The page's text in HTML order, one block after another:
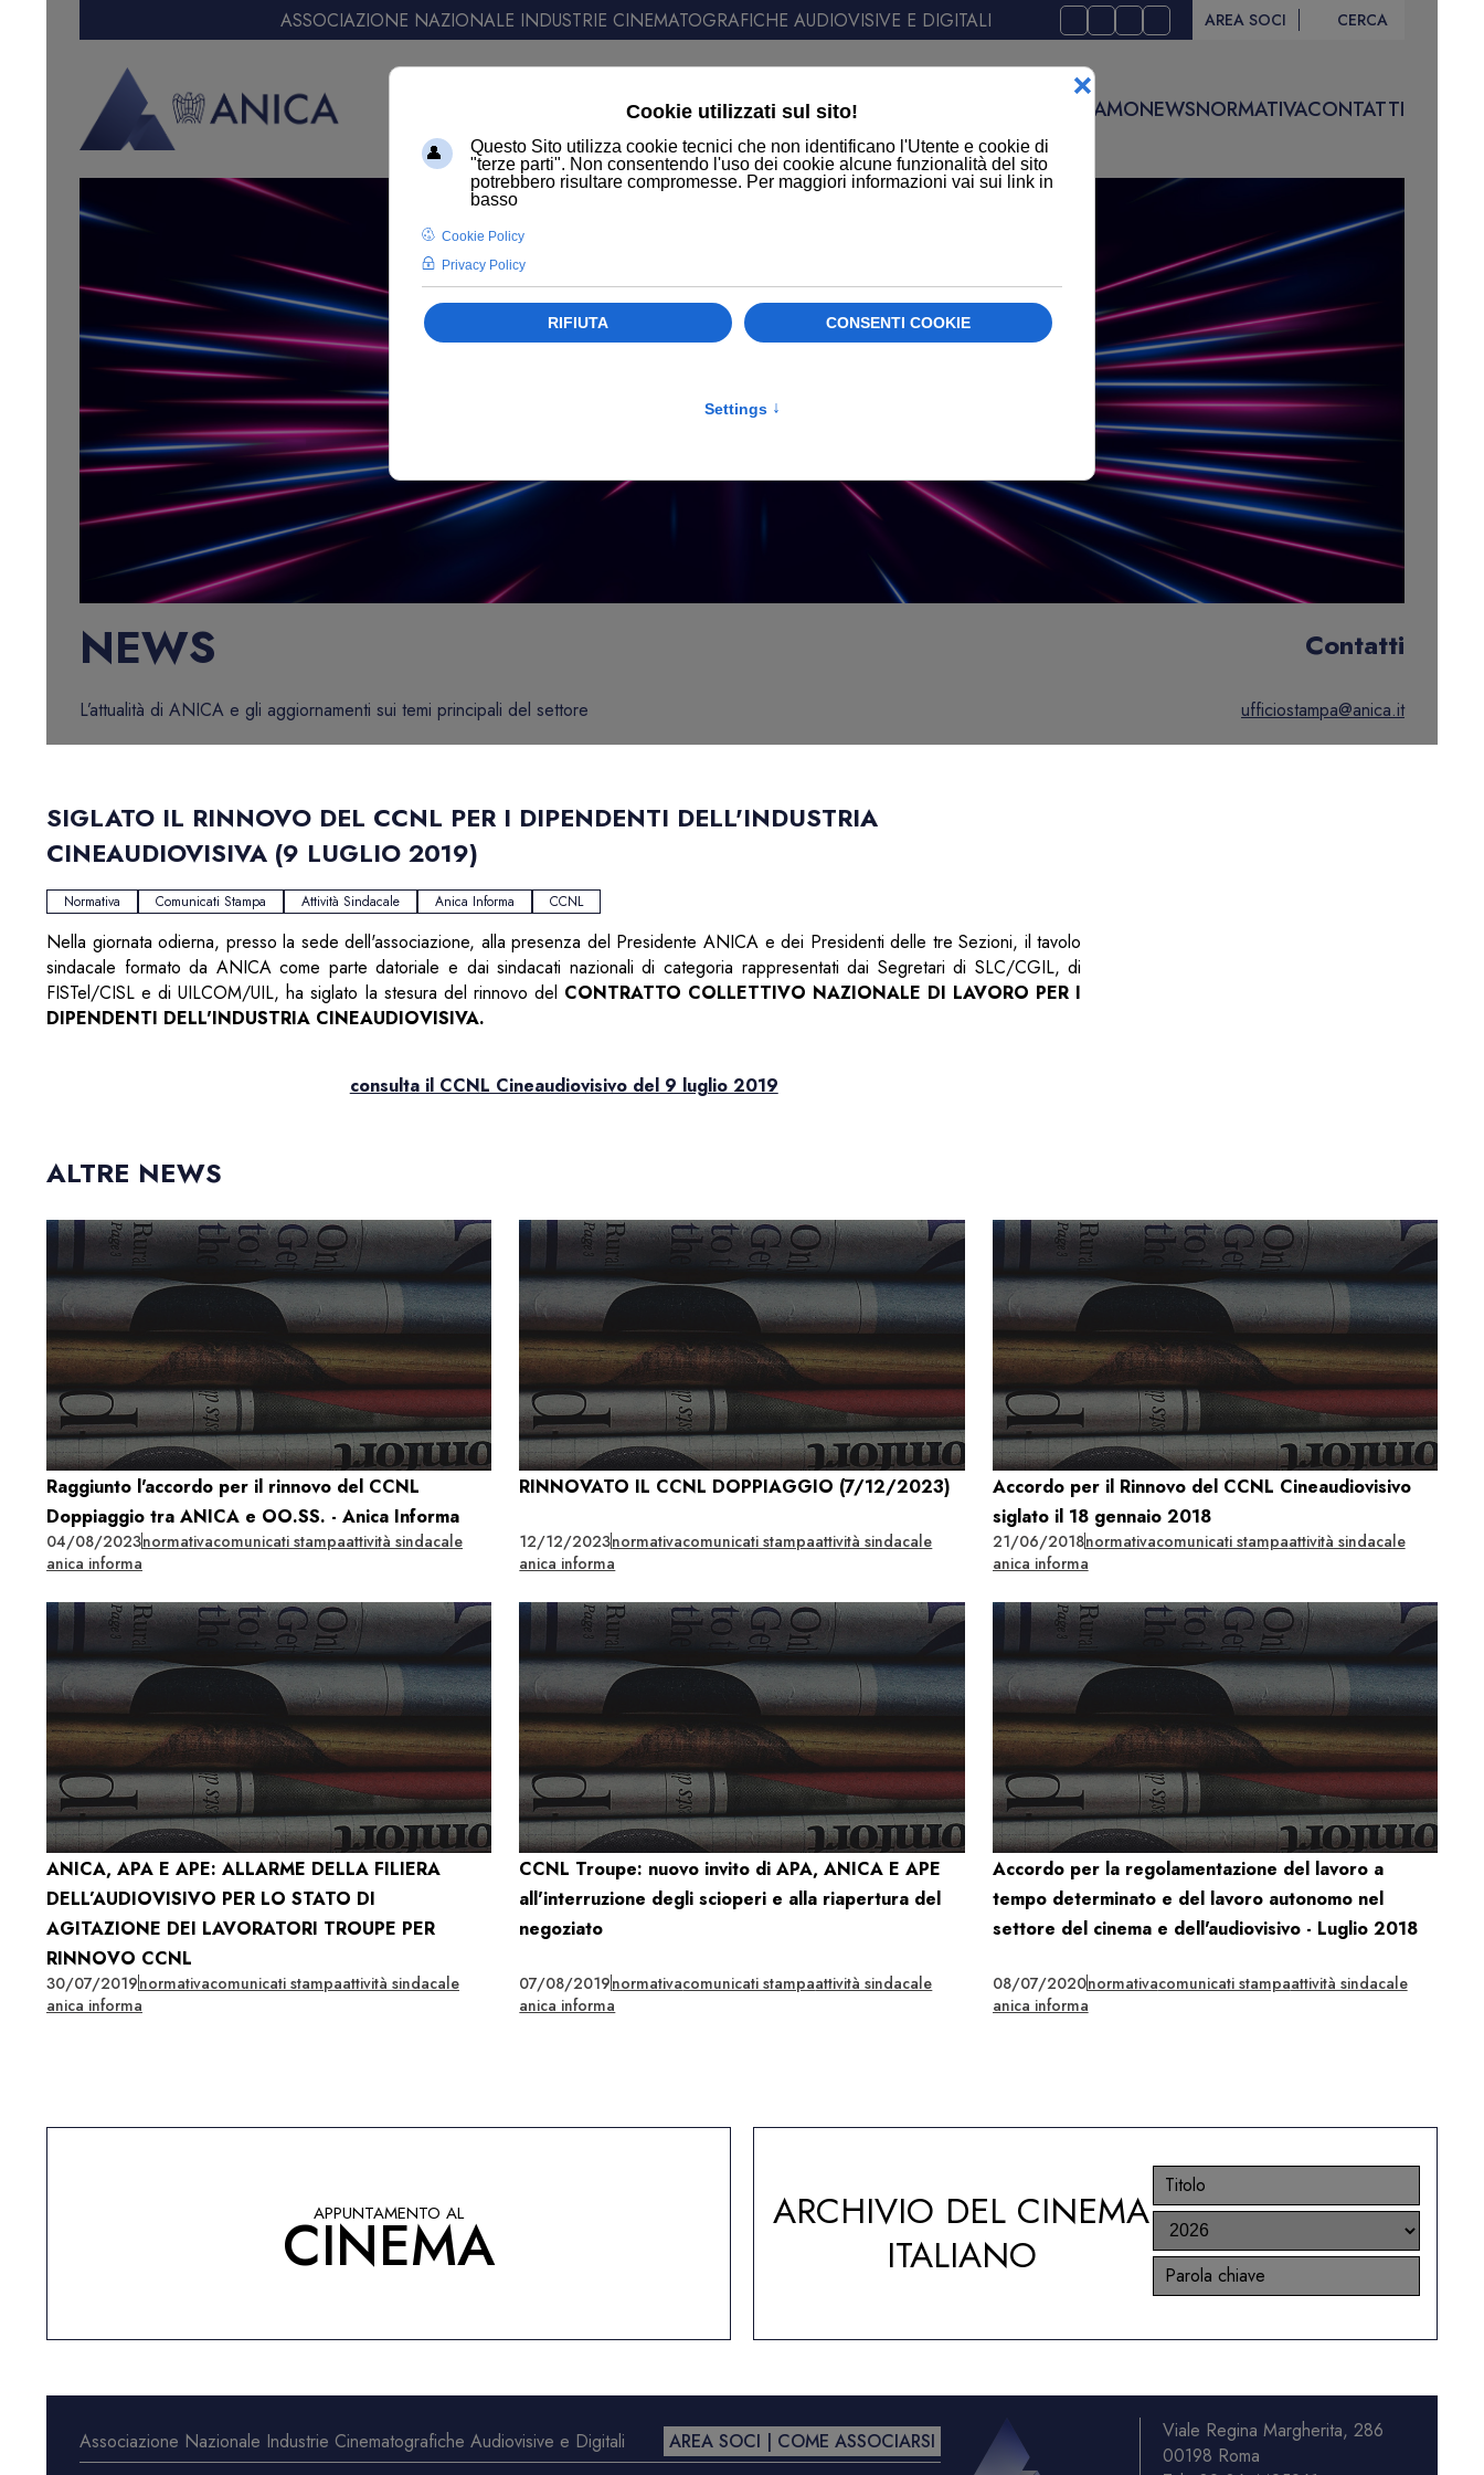
ASSOCIAZIONE NAZIONALE INDUSTRIE CINEMATOGRAFICHE AUDIOVISIVE E DIGITALI AREA SOCI CERCA
CHI SIAMONEWSNORMATIVACONTATTI
NEWS Contatti
ufficiostampa@anica.it
L’attualità di ANICA e gli aggiornamenti sui temi principali del settore
SIGLATO IL RINNOVO DEL CCNL PER I DIPENDENTI DELL'INDUSTRIA
CINEAUDIOVISIVA (9 LUGLIO 2019)
Normativa Comunicati Stampa Attività Sindacale Anica Informa CCNL
Nella giornata odierna, presso la sede dell'associazione, alla presenza del Presidente ANICA e dei Presidenti delle tre Sezioni, il tavolo
sindacale formato da ANICA come parte datoriale e dai sindacati nazionali di categoria rappresentati dai Segretari di SLC/CGIL, di
FISTel/CISL e di UILCOM/UIL, ha siglato la stesura del rinnovo del CONTRATTO COLLETTIVO NAZIONALE DI LAVORO PER I
DIPENDENTI DELL'INDUSTRIA CINEAUDIOVISIVA.
consulta il CCNL Cineaudiovisivo del 9 luglio 2019
ALTRE NEWS
Raggiunto l'accordo per il rinnovo del CCNL
Doppiaggio tra ANICA e OO.SS. - Anica Informa
04/08/2023normativacomunicati stampaattività sindacale
anica informa
RINNOVATO IL CCNL DOPPIAGGIO (7/12/2023)
12/12/2023normativacomunicati stampaattività sindacale
anica informa
Accordo per il Rinnovo del CCNL Cineaudiovisivo
siglato il 18 gennaio 2018
21/06/2018normativacomunicati stampaattività sindacale
anica informa
ANICA, APA E APE: ALLARME DELLA FILIERA
DELL’AUDIOVISIVO PER LO STATO DI
AGITAZIONE DEI LAVORATORI TROUPE PER
RINNOVO CCNL
30/07/2019normativacomunicati stampaattività sindacale
anica informa
CCNL Troupe: nuovo invito di APA, ANICA E APE
all'interruzione degli scioperi e alla riapertura del
negoziato
07/08/2019normativacomunicati stampaattività sindacale
anica informa
Accordo per la regolamentazione del lavoro a
tempo determinato e del lavoro autonomo nel
settore del cinema e dell'audiovisivo - Luglio 2018
08/07/2020normativacomunicati stampaattività sindacale
anica informa
APPUNTAMENTO AL
CINEMA
ARCHIVIO DEL CINEMA
ITALIANO
Associazione Nazionale Industrie Cinematografiche Audiovisive e Digitali AREA SOCI | COME ASSOCIARSI
Viale Regina Margherita, 286
00198 Roma